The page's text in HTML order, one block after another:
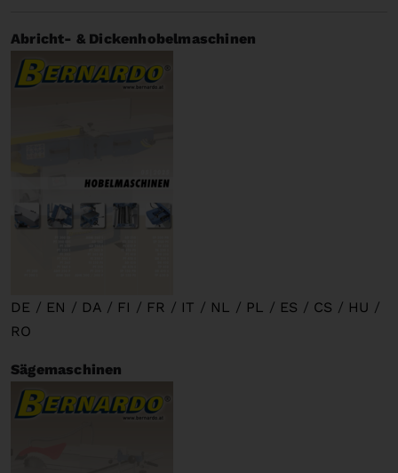
Abricht- & Dickenhobelmaschinen
DE / EN / DA / FI / FR / IT / NL / PL / ES / CS / HU /
RO
Sägemaschinen